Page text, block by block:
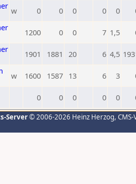
w 0 0 0 0 0
1200 0 0 7 1,5
1901 1881 20 6 4,5
w 1600 1587 13 6 3
0 0 0 0 0
Server© 2006-2026 Heinz Herzog,